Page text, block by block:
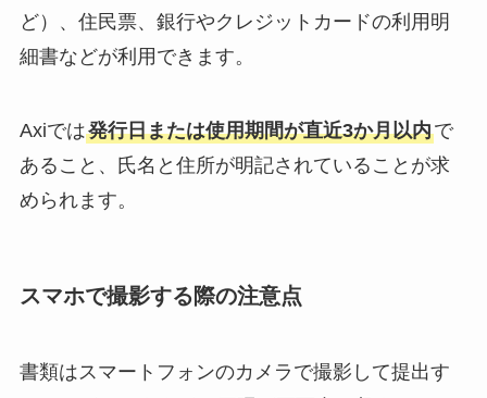
ど）、住民票、銀行やクレジットカードの利用明
細書などが利用できます。
Axiでは発行日または使用期間が直近3か月以内で
あること、氏名と住所が明記されていることが求
められます。
スマホで撮影する際の注意点
書類はスマートフォンのカメラで撮影して提出す